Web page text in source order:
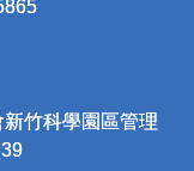
竹科學園區管理